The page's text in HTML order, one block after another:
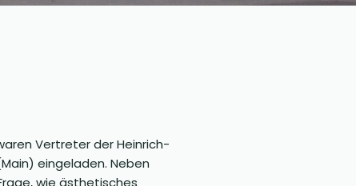
Vertreter der Heinrich-
eingeladen. Neben
wie ästhetisches